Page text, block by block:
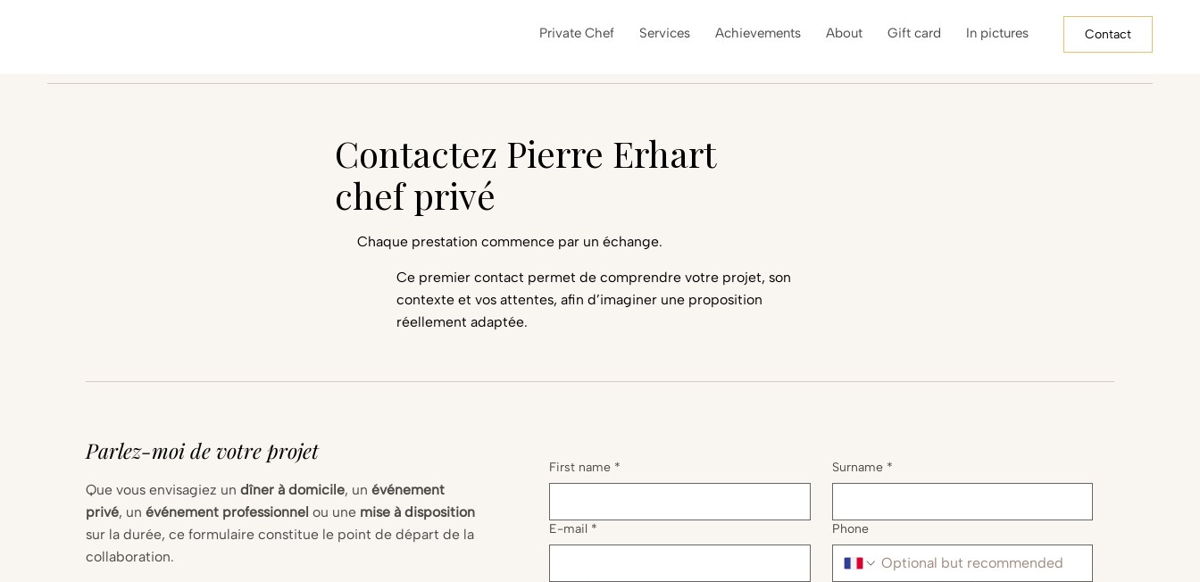
Private Chef Services Achievements About Gift card In pictures Contact
Contactez Pierre Erhart
chef privé
Chaque prestation commence par un échange.
Ce premier contact permet de comprendre votre projet, son
contexte et vos attentes, afin d’imaginer une proposition
réellement adaptée.
Parlez-moi de votre projet
Que vous envisagiez un dîner à domicile, un événement
privé, un événement professionnel ou une mise à disposition
sur la durée, ce formulaire constitue le point de départ de la
collaboration.
First name * Surname *
E-mail * Phone